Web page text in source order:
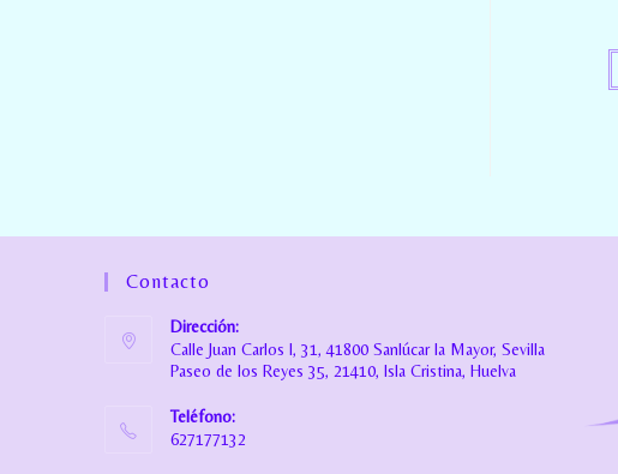
Contacto
Dirección:
Calle Juan Carlos I, 31, 41800 Sanlúcar la Mayor, Sevilla
Paseo de los Reyes 35, 21410, Isla Cristina, Huelva
Teléfono:
627177132